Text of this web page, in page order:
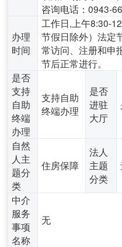
咨询电话：0943-
办理
时间
工作日,上午8:30-
节假日除外）法定
常访问、注册和申
节后正常进行。
是否
支持
自助
终端
办理
支持自助
终端办理
是否
进驻
大厅
自然
人主
题分
类
住房保障
法人
主题
分类
中介
服务
事项
名称
无